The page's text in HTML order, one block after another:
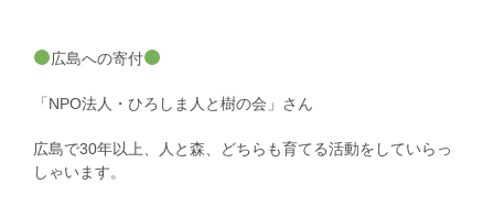
広島への寄付
「NPO法人・ひろしま人と樹の会」さん
広島で30年以上、人と森、どちらも育てる活動をしていらっ
しゃいます。